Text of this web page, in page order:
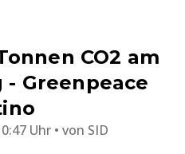
CO2 am
Greenpeace
Uhr von SID